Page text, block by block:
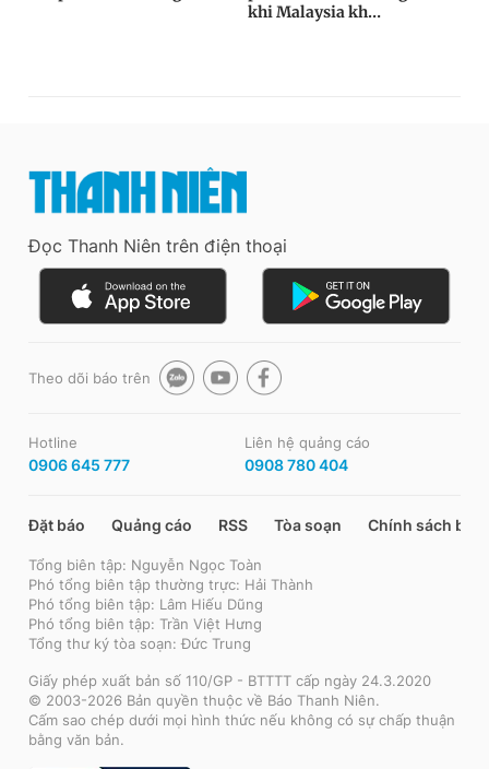
Đọc Thanh Niên trên điện thoại
Theo dõi báo trên
Hotline
0906 645 777
Liên hệ quảng cáo
0908 780 404
Đặt báo Quảng cáo RSS Tòa soạn Chính sách bảo
Tổng biên tập: Nguyễn Ngọc Toàn
Phó tổng biên tập thường trực: Hải Thành
Phó tổng biên tập: Lâm Hiếu Dũng
Phó tổng biên tập: Trần Việt Hưng
Tổng thư ký tòa soạn: Đức Trung
Giấy phép xuất bản số 110/GP - BTTTT cấp ngày 24.3.2020
© 2003-2026 Bản quyền thuộc về Báo Thanh Niên.
Cấm sao chép dưới mọi hình thức nếu không có sự chấp thuận
bằng văn bản.